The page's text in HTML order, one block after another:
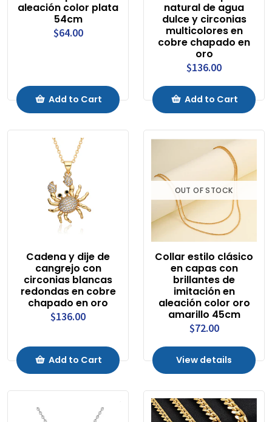
aleación color plata
54cm
$64.00
Add to Cart
natural de agua
dulce y circonias
multicolores en
cobre chapado en
oro
$136.00
Add to Cart
Cadena y dije de
cangrejo con
circonias blancas
redondas en cobre
chapado en oro
$136.00
Add to Cart
OUT OF STOCK
Collar estilo clásico
en capas con
brillantes de
imitación en
aleación color oro
amarillo 45cm
$72.00
View details